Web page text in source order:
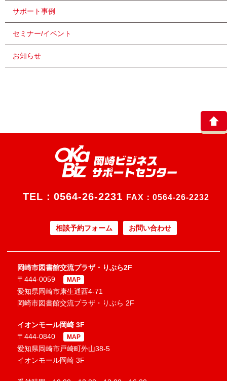
サポート事例
セミナー/イベント
お知らせ
TEL： 0564-26-2231 FAX：0564-26-2232
相談予約フォーム お問い合わせ
岡崎市図書館交流プラザ・りぶら2F
〒444-0059
MAP
愛知県岡崎市康生通西4-71
岡崎市図書館交流プラザ・りぶら 2F
イオンモール岡崎 3F
〒444-0840
MAP
愛知県岡崎市戸崎町外山38-5
イオンモール岡崎 3F